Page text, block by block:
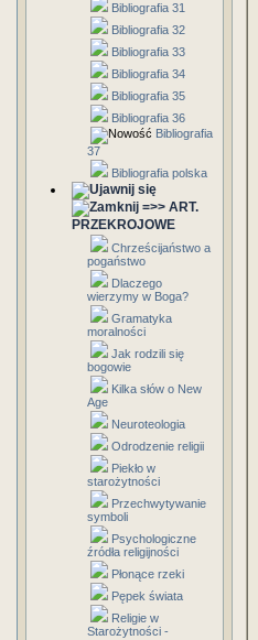
Bibliografia 31
Bibliografia 32
Bibliografia 33
Bibliografia 34
Bibliografia 35
Bibliografia 36
Bibliografia
37
Bibliografia polska
=>> ART.
PRZEKROJOWE
Chrześcijaństwo a
pogaństwo
Dlaczego
wierzymy w Boga?
Gramatyka
moralności
Jak rodzili się
bogowie
Kilka słów o New
Age
Neuroteologia
Odrodzenie religii
Piekło w
starożytności
Przechwytywanie
symboli
Psychologiczne
źródła religijności
Płonące rzeki
Pępek świata
Religie w
Starożytności -